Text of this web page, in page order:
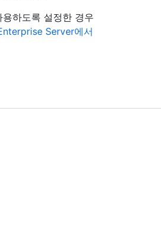
하도록 설정한 경우
Server에서